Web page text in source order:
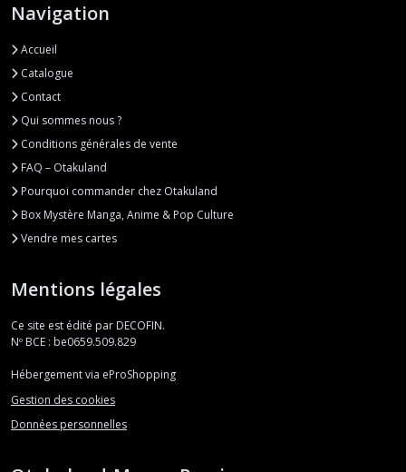
Navigation
Accueil
Catalogue
Contact
Qui sommes nous ?
Conditions générales de vente
FAQ – Otakuland
Pourquoi commander chez Otakuland
Box Mystère Manga, Anime & Pop Culture
Vendre mes cartes
Mentions légales
Ce site est édité par DECOFIN.
Nº BCE : be0659.509.829
Hébergement via eProShopping
Gestion des cookies
Données personnelles